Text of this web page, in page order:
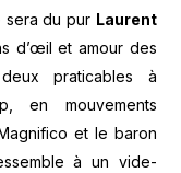
sera du pur Laurent
d’œil et amour des
praticables à
en mouvements
et le baron
à un vide-